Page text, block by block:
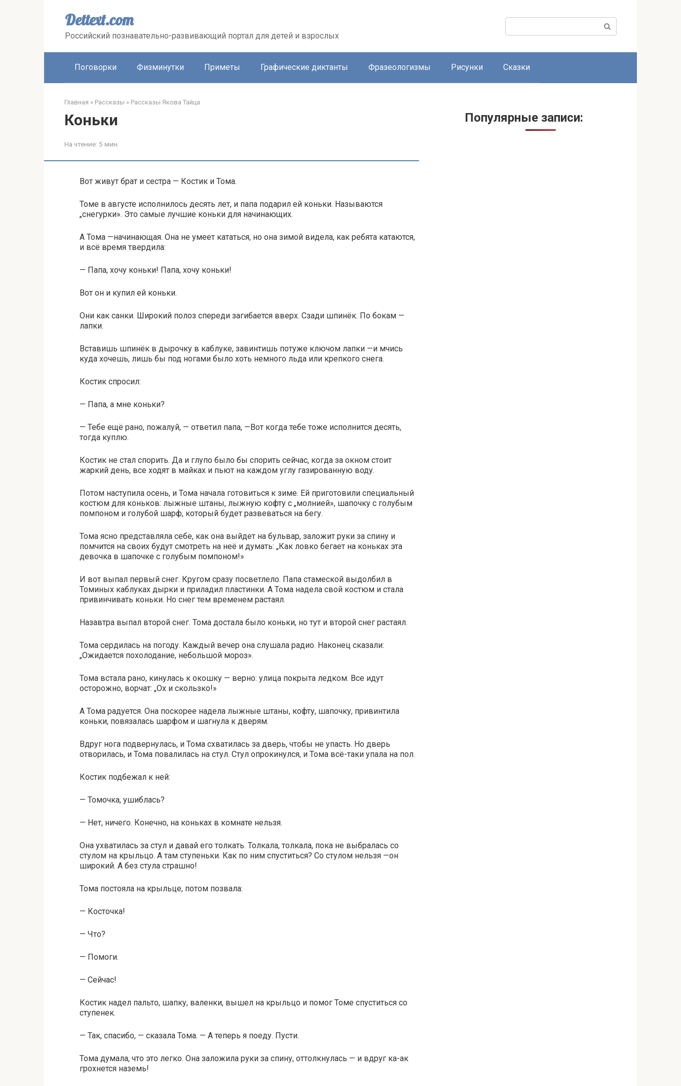
Dettext.com
Российский познавательно-развивающий портал для детей и взрослых
Поиск:
Поговорки Физминутки Приметы Графические диктанты Фразеологизмы Рисунки Сказки
Главная » Рассказы » Рассказы Якова Тайца
Коньки
На чтение: 5 мин
Вот живут брат и сестра — Костик и Тома.
Томе в августе исполнилось десять лет, и папа подарил ей коньки. Называются
„снегурки». Это самые лучшие коньки для начинающих.
А Тома —начинающая. Она не умеет кататься, но она зимой видела, как ребята катаются,
и всё время твердила:
— Папа, хочу коньки! Папа, хочу коньки!
Вот он и купил ей коньки.
Они как санки. Широкий полоз спереди загибается вверх. Сзади шпинёк. По бокам —
лапки.
Вставишь шпинёк в дырочку в каблуке, завинтишь потуже ключом лапки —и мчись
куда хочешь, лишь бы под ногами было хоть немного льда или крепкого снега.
Костик спросил:
— Папа, а мне коньки?
— Тебе ещё рано, пожалуй, — ответил папа, —Вот когда тебе тоже исполнится десять,
тогда куплю.
Костик не стал спорить. Да и глупо было бы спорить сейчас, когда за окном стоит
жаркий день, все ходят в майках и пьют на каждом углу газированную воду.
Потом наступила осень, и Тома начала готовиться к зиме. Ей приготовили специальный
костюм для коньков: лыжные штаны, лыжную кофту с „молнией», шапочку с голубым
помпоном и голубой шарф, который будет развеваться на бегу.
Тома ясно представляла себе, как она выйдет на бульвар, заложит руки за спину и
помчится на своих будут смотреть на неё и думать: „Как ловко бегает на коньках эта
девочка в шапочке с голубым помпоном!»
И вот выпал первый снег. Кругом сразу посветлело. Папа стамеской выдолбил в
Томиных каблуках дырки и приладил пластинки. А Тома надела свой костюм и стала
привинчивать коньки. Но снег тем временем растаял.
Назавтра выпал второй снег. Тома достала было коньки, но тут и второй снег растаял.
Тома сердилась на погоду. Каждый вечер она слушала радио. Наконец сказали:
„Ожидается похолодание, небольшой мороз».
Тома встала рано, кинулась к окошку — верно: улица покрыта ледком. Все идут
осторожно, ворчат: „Ох и скользко!»
А Тома радуется. Она поскорее надела лыжные штаны, кофту, шапочку, привинтила
коньки, повязалась шарфом и шагнула к дверям.
Вдруг нога подвернулась, и Тома схватилась за дверь, чтобы не упасть. Но дверь
отворилась, и Тома повалилась на стул. Стул опрокинулся, и Тома всё-таки упала на пол.
Костик подбежал к ней:
— Томочка, ушиблась?
— Нет, ничего. Конечно, на коньках в комнате нельзя.
Она ухватилась за стул и давай его толкать. Толкала, толкала, пока не выбралась со
стулом на крыльцо. А там ступеньки. Как по ним спуститься? Со стулом нельзя —он
широкий. А без стула страшно!
Тома постояла на крыльце, потом позвала:
— Косточка!
— Что?
— Помоги.
— Сейчас!
Костик надел пальто, шапку, валенки, вышел на крыльцо и помог Томе спуститься со
ступенек.
— Так, спасибо, — сказала Тома. — А теперь я поеду. Пусти.
Тома думала, что это легко. Она заложила руки за спину, оттолкнулась — и вдруг ка-ак
грохнется наземь!
Популярные записи: